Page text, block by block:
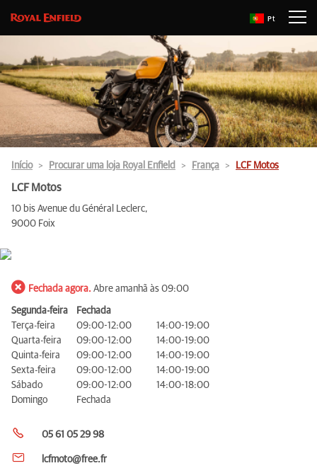
Pt
Início Procurar uma loja Royal Enfield França LCF Motos
LCF Motos
10 bis Avenue du Général Leclerc,
9000 Foix
Fechada agora. Abre amanhã às 09:00
Segunda-feira
Fechada
Terça-feira
09:00-12:00
14:00-19:00
Quarta-feira
09:00-12:00
14:00-19:00
Quinta-feira
09:00-12:00
14:00-19:00
Sexta-feira
09:00-12:00
14:00-19:00
Sábado
09:00-12:00
14:00-18:00
Domingo
Fechada
05 61 05 29 98
lcfmoto@free.fr